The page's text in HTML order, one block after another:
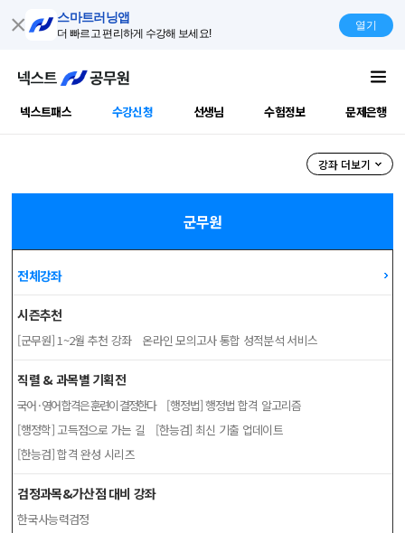
스마트러닝앱
더 빠르고 편리하게 수강해 보세요!
열기
넥스트패스 수강신청 선생님 수험정보 문제은행
강좌 더보기
군무원
전체강좌
시즌추천
[군무원] 1~2월 추천 강좌 온라인 모의고사통합 성적분석 서비스
직렬 & 과목별 기획전
국어 · 영어 합격은 훈련이 결정한다
[행정법] 행정법 합격 알고리즘
[행정학] 고득점으로 가는 길
[한능검] 최신 기출 업데이트
[한능검] 합격 완성 시리즈
검정과목&가산점 대비 강좌
한국사능력검정